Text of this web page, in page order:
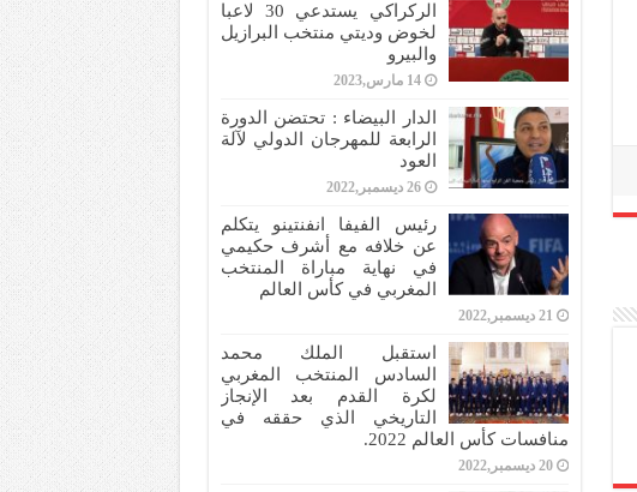
الركراكي يستدعي 30 لاعبا
لخوض وديتي منتخب البرازيل
والبيرو
14 مارس,2023
الدار البيضاء : تحتضن الدورة
الرابعة للمهرجان الدولي لآلة
العود
26 ديسمبر,2022
رئيس الفيفا انفنتينو يتكلم
عن خلافه مع أشرف حكيمي
في نهاية مباراة المنتخب
المغربي في كأس العالم
21 ديسمبر,2022
استقبل الملك محمد
السادس المنتخب المغربي
لكرة القدم بعد الإنجاز
التاريخي الذي حققه في
منافسات كأس العالم 2022.
20 ديسمبر,2022